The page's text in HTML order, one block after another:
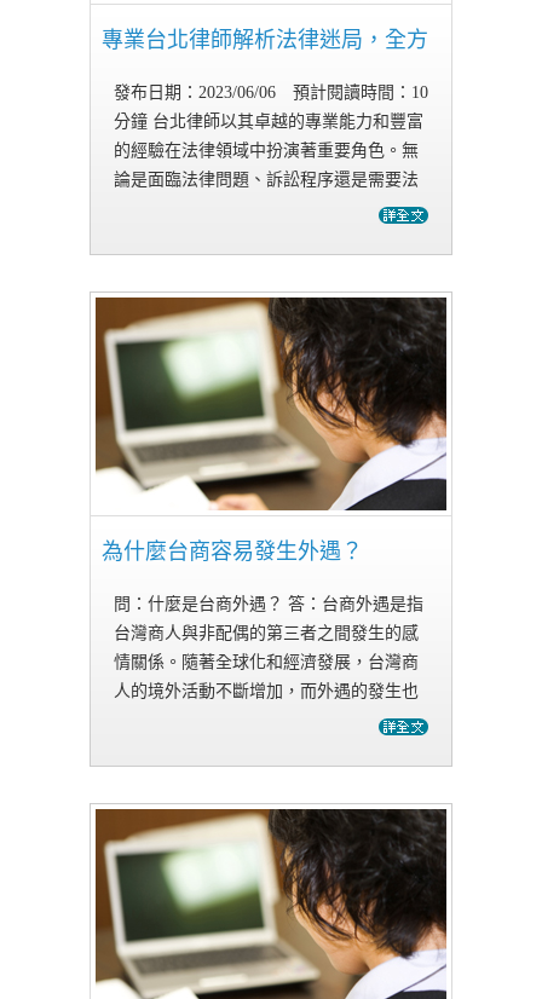
專業台北律師解析法律迷局，全方
發布日期：2023/06/06 預計閱讀時間：10
分鐘 台北律師以其卓越的專業能力和豐富
的經驗在法律領域中扮演著重要角色。無
論是面臨法律問題、訴訟程序還是需要法
律諮詢，找到一位可靠的台北律師至關重
為什麼台商容易發生外遇？
問：什麼是台商外遇？ 答：台商外遇是指
台灣商人與非配偶的第三者之間發生的感
情關係。隨著全球化和經濟發展，台灣商
人的境外活動不斷增加，而外遇的發生也
日益普遍。 問：為什麼台商容易發生外